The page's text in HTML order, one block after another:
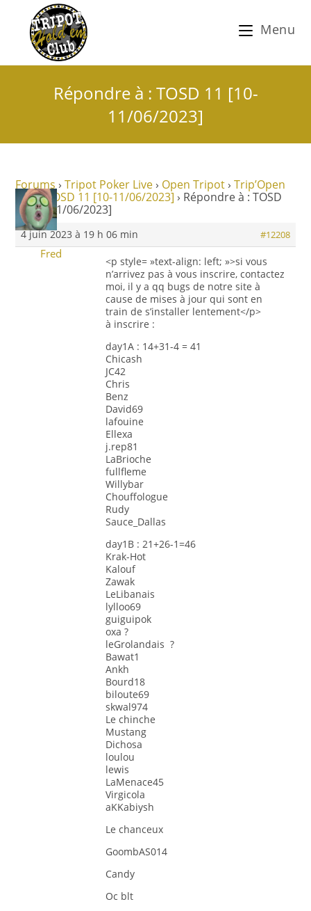
Menu
Répondre à : TOSD 11 [10-
11/06/2023]
Forums › Tripot Poker Live › Open Tripot › Trip’Open
THC›TOSD 11 [10-11/06/2023] › Répondre à : TOSD
11 [10-11/06/2023]
4 juin 2023 à 19 h 06 min #12208
Fred
<p style= »text-align: left; »>si vous
n’arrivez pas à vous inscrire, contactez
moi, il y a qq bugs de notre site à
cause de mises à jour qui sont en
train de s’installer lentement</p>
à inscrire :
day1A : 14+31-4 = 41
Chicash
JC42
Chris
Benz
David69
lafouine
Ellexa
j.rep81
LaBrioche
fullfleme
Willybar
Chouffologue
Rudy
Sauce_Dallas
day1B : 21+26-1=46
Krak-Hot
Kalouf
Zawak
LeLibanais
lylloo69
guiguipok
oxa ?
leGrolandais ?
Bawat1
Ankh
Bourd18
biloute69
skwal974
Le chinche
Mustang
Dichosa
loulou
lewis
LaMenace45
Virgicola
aKKabiysh
Le chanceux
GoombAS014
Candy
Oc blt